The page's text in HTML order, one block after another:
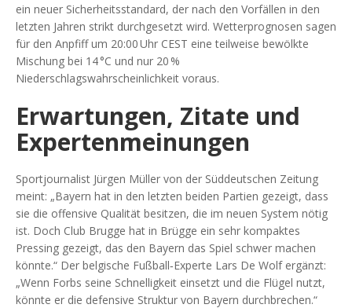
ein neuer Sicherheitsstandard, der nach den Vorfällen in den
letzten Jahren strikt durchgesetzt wird. Wetterprognosen sagen
für den Anpfiff um 20:00 Uhr CEST eine teilweise bewölkte
Mischung bei 14 °C und nur 20 %
Niederschlagswahrscheinlichkeit voraus.
Erwartungen, Zitate und
Expertenmeinungen
Sportjournalist Jürgen Müller von der Süddeutschen Zeitung
meint: „Bayern hat in den letzten beiden Partien gezeigt, dass
sie die offensive Qualität besitzen, die im neuen System nötig
ist. Doch Club Brugge hat in Brügge ein sehr kompaktes
Pressing gezeigt, das den Bayern das Spiel schwer machen
könnte.“ Der belgische Fußball‑Experte Lars De Wolfergänzt:
„Wenn Forbs seine Schnelligkeit einsetzt und die Flügel nutzt,
könnte er die defensive Struktur von Bayern durchbrechen.“